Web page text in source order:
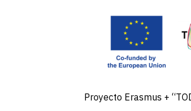
Proyecto Erasmus +